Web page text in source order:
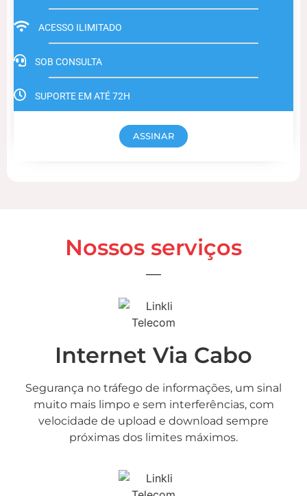
ACESSO ILIMITADO
SOB CONSULTA
SUPORTE EM ATÉ 72H
ASSINAR
Nossos serviços
Internet Via Cabo
Segurança no tráfego de informações, um sinal
muito mais limpo e sem interferências, com
velocidade de upload e download sempre
próximas dos limites máximos.